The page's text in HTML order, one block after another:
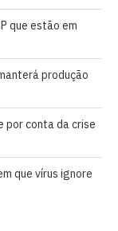
que estão em
produção
por conta da crise
que vírus ignore